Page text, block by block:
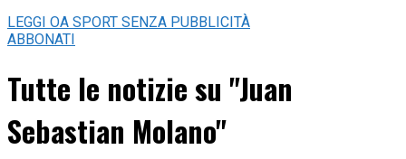
LEGGI OA SPORT SENZA PUBBLICITÀ
ABBONATI
Tutte le notizie su "Juan
Sebastian Molano"